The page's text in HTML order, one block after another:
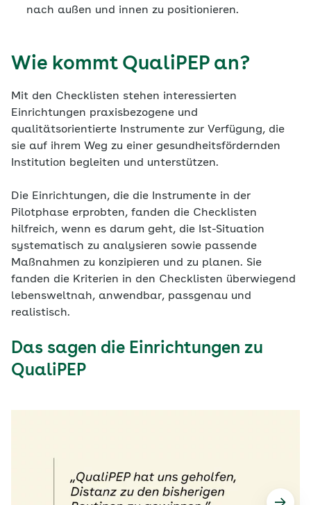
nach außen und innen zu positionieren.
Wie kommt QualiPEP an?
Mit den Checklisten stehen interessierten
Einrichtungen praxisbezogene und
qualitätsorientierte Instrumente zur Verfügung, die
sie auf ihrem Weg zu einer gesundheitsfördernden
Institution begleiten und unterstützen.
Die Einrichtungen, die die Instrumente in der
Pilotphase erprobten, fanden die Checklisten
hilfreich, wenn es darum geht, die Ist-Situation
systematisch zu analysieren sowie passende
Maßnahmen zu konzipieren und zu planen. Sie
fanden die Kriterien in den Checklisten überwiegend
lebensweltnah, anwendbar, passgenau und
realistisch.
Das sagen die Einrichtungen zu
QualiPEP